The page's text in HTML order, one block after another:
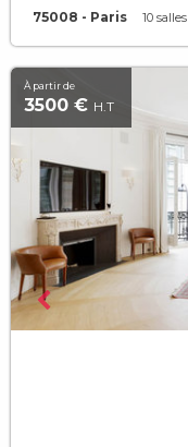
75008 - Paris 10 salles
À partir de
3500 € H.T